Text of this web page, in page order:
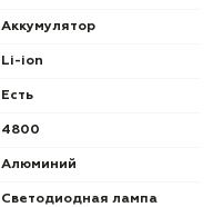
Аккумулятор
Li-ion
Есть
4800
Алюминий
Светодиодная лампа